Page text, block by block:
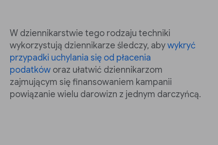
W dziennikarstwie tego rodzaju techniki
wykorzystują dziennikarze śledczy, abywykryć
przypadki uchylania się od płacenia
podatków oraz ułatwić dziennikarzom
zajmującym się finansowaniem kampanii
powiązanie wielu darowizn z jednym darczyńcą.